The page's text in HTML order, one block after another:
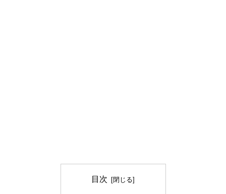
目次